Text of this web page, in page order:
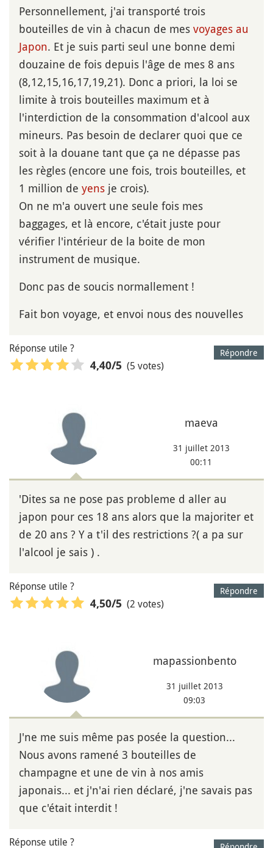
Personnellement, j'ai transporté trois
bouteilles de vin à chacun de mes voyages au
Japon. Et je suis parti seul une bonne demi
douzaine de fois depuis l'âge de mes 8 ans
(8,12,15,16,17,19,21). Donc a priori, la loi se
limite à trois bouteilles maximum et à
l'interdiction de la consommation d'alcool aux
mineurs. Pas besoin de declarer quoi que ce
soit à la douane tant que ça ne dépasse pas
les règles (encore une fois, trois bouteilles, et
1 million de yens je crois).
On ne m'a ouvert une seule fois mes
baggages, et là encore, c'était juste pour
vérifier l'intérieur de la boite de mon
instrument de musique.
Donc pas de soucis normallement !
Fait bon voyage, et envoi nous des nouvelles
Répondre
Réponse utile ?
4,40/5 (5 votes)
maeva
31 juillet 2013
00:11
'Dites sa ne pose pas probleme d aller au
japon pour ces 18 ans alors que la majoriter et
de 20 ans ? Y a t'il des restrictions ?( a pa sur
l'alcool je sais ) .
Répondre
Réponse utile ?
4,50/5 (2 votes)
mapassionbento
31 juillet 2013
09:03
J'ne me suis même pas posée la question...
Nous avons ramené 3 bouteilles de
champagne et une de vin à nos amis
japonais... et j'n'ai rien déclaré, j'ne savais pas
que c'était interdit !
Réponse utile ?